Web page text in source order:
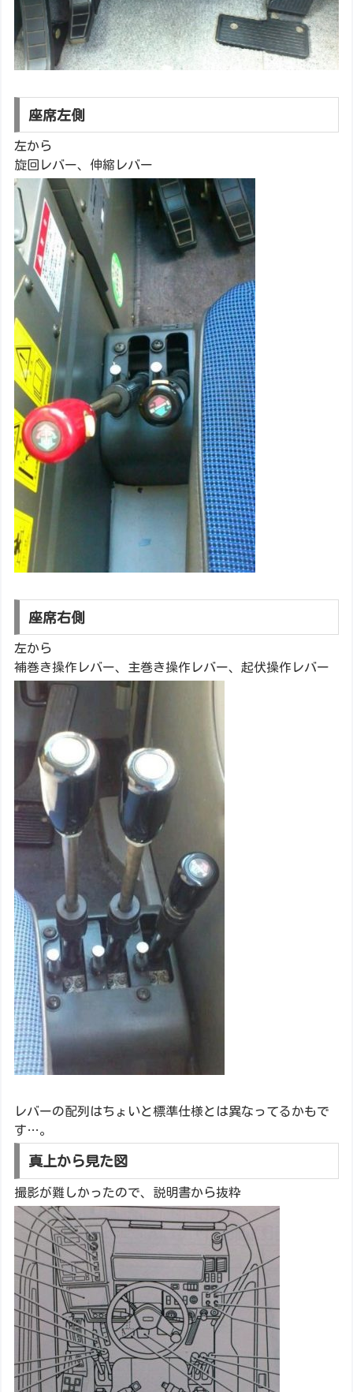
座席左側
左から
旋回レバー、伸縮レバー
座席右側
左から
補巻き操作レバー、主巻き操作レバー、起伏操作レバー
レバーの配列はちょいと標準仕様とは異なってるかもで
す…。
真上から見た図
撮影が難しかったので、説明書から抜粋